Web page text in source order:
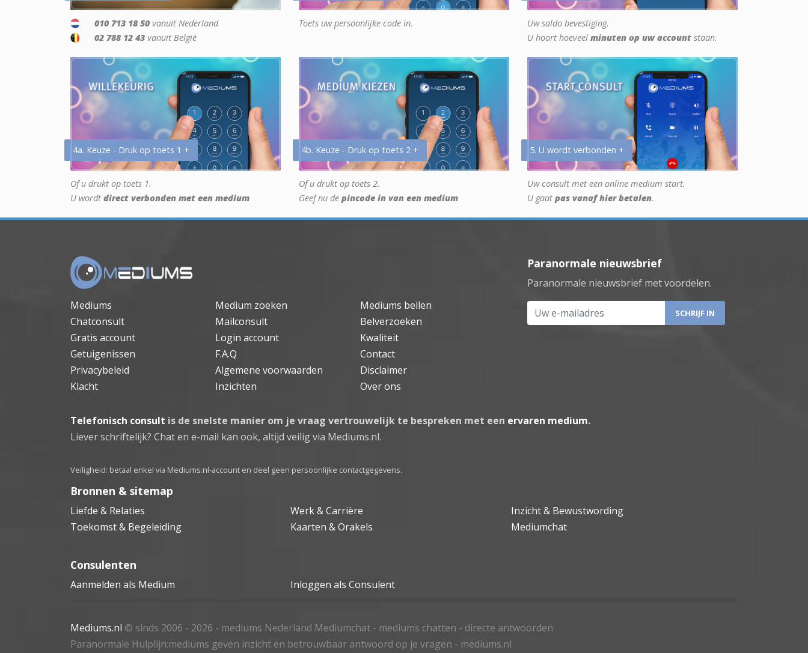
010 713 18 50 vanuit Nederland
02 788 12 43 vanuit België
Toets uw persoonlijke code in.
Uw saldo bevestiging.
U hoort hoeveel minuten op uw account staan.
4a. Keuze - Druk op toets 1 +
Of u drukt op toets 1.
U wordt direct verbonden met een medium
4b. Keuze - Druk op toets 2 +
Of u drukt op toets 2.
Geef nu de pincode in van een medium
5. U wordt verbonden +
Uw consult met een online medium start.
U gaat pas vanaf hier betalen.
Mediums Medium zoeken
Mediums bellen
Chatconsult
Mailconsult
Belverzoeken
Gratis account
Login account
Kwaliteit
Getuigenissen
F.A.Q
Contact
Privacybeleid
Algemene voorwaarden
Disclaimer
Klacht
Inzichten Over ons
Paranormale nieuwsbrief
Paranormale nieuwsbrief met voordelen.
Uw e-mailadres
Telefonisch consult is de snelste manier om je vraag vertrouwelijk te bespreken met een ervaren medium.
Liever schriftelijk? Chat en e-mail kan ook, altijd veilig via Mediums.nl.
Veiligheid: betaal enkel via Mediums.nl-account en deel geen persoonlijke contactgegevens.
Bronnen & sitemap
Liefde & Relaties Werk & Carrière
Inzicht & Bewustwording
Toekomst & Begeleiding
Kaarten & Orakels Mediumchat
Consulenten
Aanmelden als Medium Inloggen als Consulent
Mediums.nl © sinds 2006 - 2026 - mediums Nederland Mediumchat - mediums chatten - directe antwoorden
Paranormale Hulplijn:mediums geven inzicht en betrouwbaar antwoord op je vragen - mediums.nl